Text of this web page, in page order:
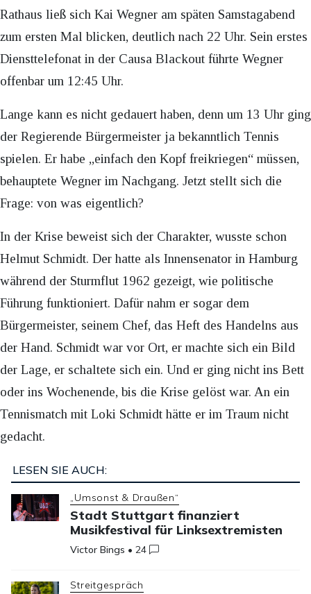
Rathaus ließ sich Kai Wegner am späten Samstagabend
zum ersten Mal blicken, deutlich nach 22 Uhr. Sein erstes
Diensttelefonat in der Causa Blackout führte Wegner
offenbar um 12:45 Uhr.
Lange kann es nicht gedauert haben, denn um 13 Uhr ging
der Regierende Bürgermeister ja bekanntlich Tennis
spielen. Er habe „einfach den Kopf freikriegen“ müssen,
behauptete Wegner im Nachgang. Jetzt stellt sich die
Frage: von was eigentlich?
In der Krise beweist sich der Charakter, wusste schon
Helmut Schmidt. Der hatte als Innensenator in Hamburg
während der Sturmflut 1962 gezeigt, wie politische
Führung funktioniert. Dafür nahm er sogar dem
Bürgermeister, seinem Chef, das Heft des Handelns aus
der Hand. Schmidt war vor Ort, er machte sich ein Bild
der Lage, er schaltete sich ein. Und er ging nicht ins Bett
oder ins Wochenende, bis die Krise gelöst war. An ein
Tennismatch mit Loki Schmidt hätte er im Traum nicht
gedacht.
LESEN SIE AUCH:
„Umsonst & Draußen“
Stadt Stuttgart finanziert
Musikfestival für Linksextremisten
Victor Bings •24
Streitgespräch